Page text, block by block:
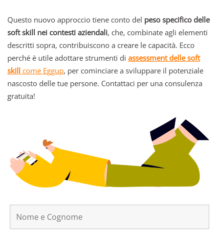
Questo nuovo approccio tiene conto del peso specifico delle
soft skill nei contesti aziendali, che, combinate agli elementi
descritti sopra, contribuiscono a creare le capacità. Ecco
perché è utile adottare strumenti di assessment delle soft
skill come Eggup, per cominciare a sviluppare il potenziale
nascosto delle tue persone. Contattaci per una consulenza
gratuita!